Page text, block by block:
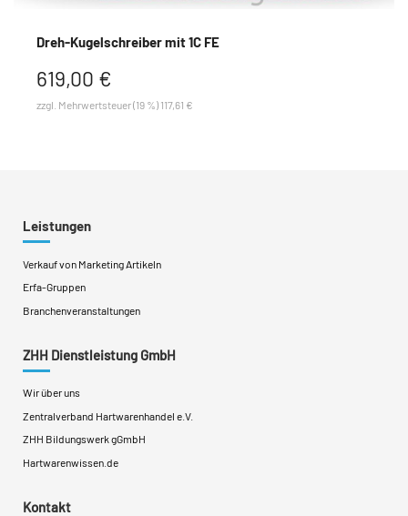
Dreh-Kugelschreiber mit 1C FE
619,00 €
zzgl. Mehrwertsteuer (19 %) 117,61 €
Leistungen
Verkauf von Marketing Artikeln
Erfa-Gruppen
Branchenveranstaltungen
ZHH Dienstleistung GmbH
Wir über uns
Zentralverband Hartwarenhandel e.V.
ZHH Bildungswerk gGmbH
Hartwarenwissen.de
Kontakt